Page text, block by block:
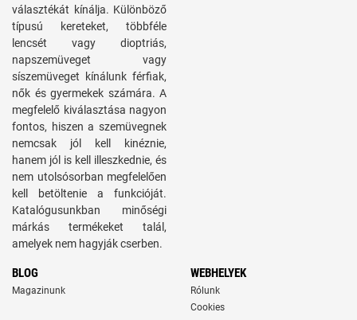
választékát kínálja. Különböző
típusú kereteket, többféle
lencsét vagy dioptriás,
napszemüveget vagy
síszemüveget kínálunk férfiak,
nők és gyermekek számára. A
megfelelő kiválasztása nagyon
fontos, hiszen a szemüvegnek
nemcsak jól kell kinéznie,
hanem jól is kell illeszkednie, és
nem utolsósorban megfelelően
kell betöltenie a funkcióját.
Katalógusunkban minőségi
márkás termékeket talál,
amelyek nem hagyják cserben.
BLOG
Magazinunk
WEBHELYEK
Rólunk
Cookies